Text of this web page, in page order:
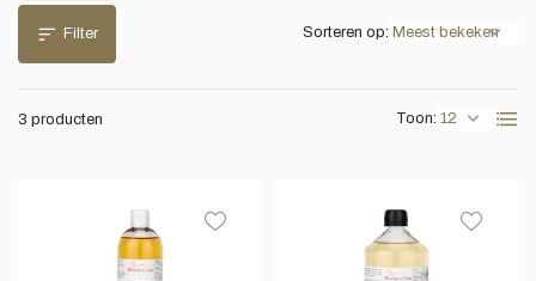
Filter
3 producten Toon:
Sorteren op: